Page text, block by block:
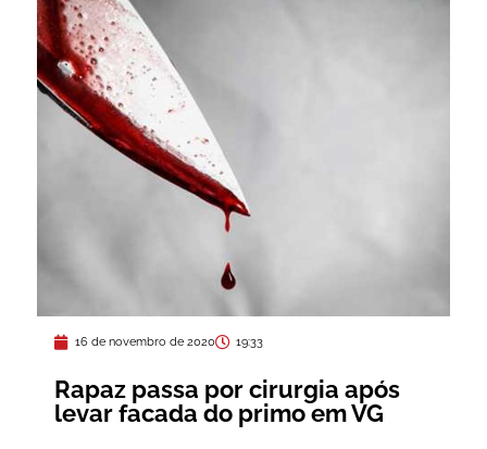
16 de novembro de 2020 19:33
Rapaz passa por cirurgia após
levar facada do primo em VG